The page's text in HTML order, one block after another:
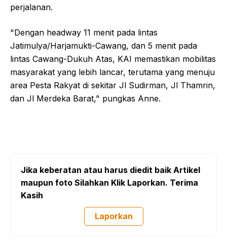
perjalanan.
"Dengan headway 11 menit pada lintas
Jatimulya/Harjamukti-Cawang, dan 5 menit pada
lintas Cawang-Dukuh Atas, KAI memastikan mobilitas
masyarakat yang lebih lancar, terutama yang menuju
area Pesta Rakyat di sekitar Jl Sudirman, Jl Thamrin,
dan Jl Merdeka Barat," pungkas Anne.
Jika keberatan atau harus diedit baik Artikel
maupun foto Silahkan Klik Laporkan. Terima
Kasih
Laporkan